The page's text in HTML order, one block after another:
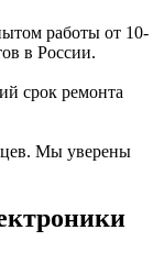
работы от 10-
в России.
срок ремонта
Мы уверены